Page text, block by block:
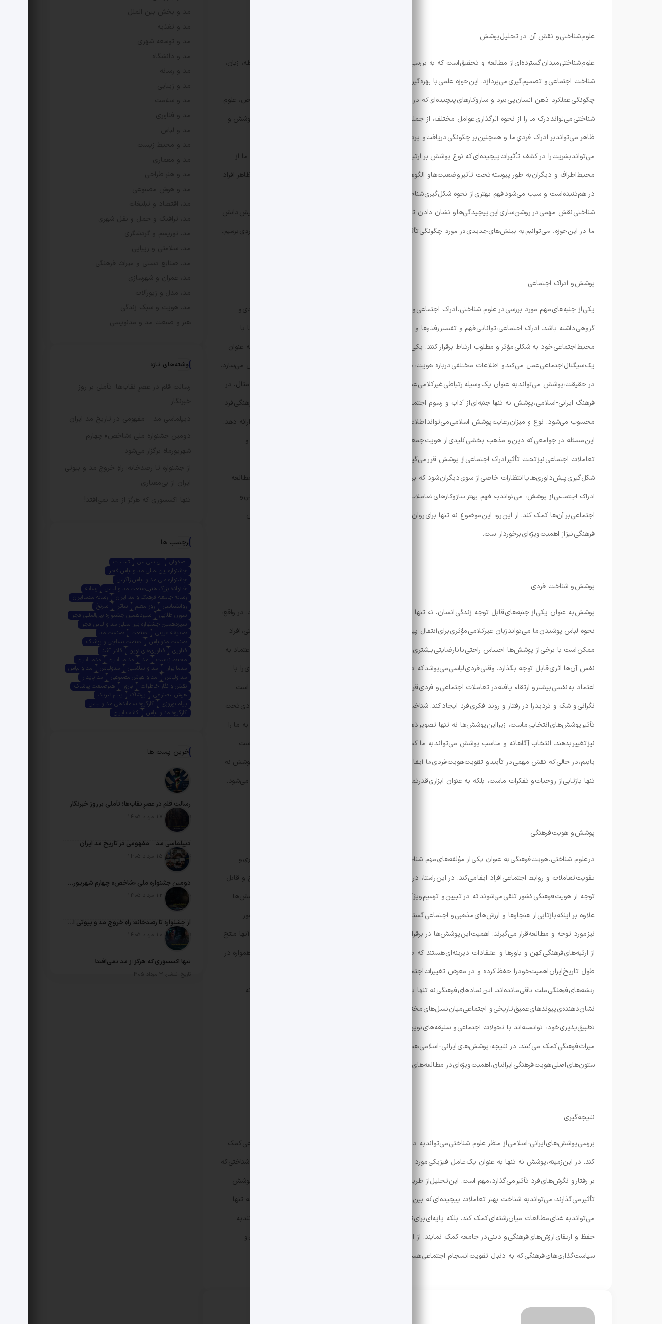
علوم شناختی و نقش آن در تحلیل پوشش
علوم شناختی میدان گسترده‌ای از مطالعه و تحقیق است که به بررسی و کاوش در مفاهیم و فرآیندهای ذهنی همچون ادراک، حافظه، زبان،
شناخت اجتماعی و تصمیم‌گیری می‌پردازد. این حوزه علمی با بهره‌گیری از روش‌ها و تکنیک‌های گوناگون، تلاش می‌کند تا به
چگونگی عملکرد ذهن انسان پی ببرد و سازوکارهای پیچیده‌ای که در پس این فرآیندهای ذهنی نهفته است را آشکار سازد. به‌خصوص، علوم
شناختی می‌تواند درک ما را از نحوه اثرگذاری عوامل مختلف، از جمله پوشش، بر این فرآیندها تقویت کند. به عنوان مثال، نوع پوشش و
ظاهر می‌تواند بر ادراک فردیِ ما و همچنین بر چگونگی دریافت و پردازش اطلاعات محیطی تأثیر بگذارد. همچنین، این علوم
می‌تواند بشریت را در کشف تأثیرات پیچیده‌ای که نوع پوشش بر ارتباطات اجتماعی و تعاملات میان‌فردی دارد، یاری دهد. ادراک ما از
محیط اطراف و دیگران به طور پیوسته تحت تأثیر وضعیت‌ها و الگوهای فرهنگی مختلف قرار می‌گیرد که با تغییرات در پوشش و ظاهر افراد
در هم‌تنیده است و سبب می‌شود فهم بهتری از نحوه شکل‌گیری شناخت و ادراک در جوامع انسانی به دست آید. بنابراین، علوم
شناختی نقش مهمی در روشن‌سازی این پیچیدگی‌ها و نشان دادن تعاملات گوناگون بین مغز و جامعه ایفا می‌کند. از طریق افزایش دانش
ما در این حوزه، می‌توانیم به بینش‌های جدیدی در مورد چگونگی تأثیر محیط و نمودهای فرهنگی و اجتماعی بر فرآیندهای ذهنی فردی برسیم.
پوشش و ادراک اجتماعی
یکی از جنبه‌های مهم مورد بررسی در علوم شناختی، ادراک اجتماعی و تأثیری است که این ادراک می‌تواند بر رفتارها و تعاملات فردی و
گروهی داشته باشد. ادراک اجتماعی، توانایی فهم و تفسیر رفتارها و نشانه‌های اجتماعی دیگران است که به افراد امکان می‌دهد تا با
محیط اجتماعی خود به شکلی مؤثر و مطلوب ارتباط برقرار کنند. یکی از مصادیق بارز این مفهوم، نحوه‌ای است که پوشش افراد به عنوان
یک سیگنال اجتماعی عمل می‌کند و اطلاعات مختلفی درباره هویت، مذهب، طبقه اجتماعی و حتی شخصیت فرد به دیگران منتقل می‌سازد.
در حقیقت، پوشش می‌تواند به عنوان یک وسیله ارتباطی غیرکلامی عمل کند که در بسیاری از جوامع نقش حیاتی دارد. به عنوان مثال، در
فرهنگ ایرانی-اسلامی، پوشش نه تنها جنبه‌ای از آداب و رسوم اجتماعی است بلکه بازتابی عمیق از باورها و ارزش‌های مذهبی و فرهنگی فرد
محسوب می‌شود. نوع و میزان رعایت پوشش اسلامی می‌تواند اطلاعاتی درباره سطح تعهد فرد به هنجارهای مذهبی و اجتماعی ارائه دهد.
این مسئله در جوامعی که دین و مذهب بخشی کلیدی از هویت جمعی و شخصی است، به ویژه قابل توجه است. نحوه ارتباطات و
تعاملات اجتماعی نیز تحت تأثیر ادراک اجتماعی از پوشش قرار می‌گیرد. به طور نمونه، نحوه پوشش می‌تواند منجر به
شکل‌گیری پیش‌داوری‌ها یا انتظارات خاصی از سوی دیگران شود که بر تعاملات آتی فردی و اجتماعی اثرگذار خواهد بود. بنابراین، مطالعه
ادراک اجتماعی از پوشش، می‌تواند به فهم بهتر سازوکارهای تعاملات اجتماعی و نحوه تأثیرگذاری متغیرهای مختلف فرهنگی، روانی و
اجتماعی بر آن‌ها کمک کند. از این رو، این موضوع نه تنها برای روان‌شناسان و جامعه‌شناسان، بلکه برای سیاست‌گذاران و طراحان
فرهنگی نیز از اهمیت ویژه‌ای برخوردار است.
پوشش و شناخت فردی
پوشش به عنوان یکی از جنبه‌های قابل توجه زندگی انسان، نه تنها بر شناخت اجتماعی بلکه بر شناخت فردی نیز تأثیر عمیقی دارد. در واقع،
نحوه لباس پوشیدن ما می‌تواند زبان غیرکلامی مؤثری برای انتقال پیام‌ها و احساسات به دیگران باشد. از منظر روان‌شناسی شناختی، افراد
ممکن است با برخی از پوشش‌ها احساس راحتی یا نارضایتی بیشتری داشته باشند. این امر به نوبه خود می‌تواند بر خودپنداری و اعتماد به
نفس آن‌ها اثری قابل توجه بگذارد. وقتی فردی لباسی می‌پوشد که در آن احساس راحتی کند، این احساس بهبود یافته می‌تواند وی را با
اعتماد به نفسی بیشتر و ارتقاء یافته در تعاملات اجتماعی و فردی قرار دهد. از سوی دیگر، لباسی که موجب نارضایتی شود ممکن است
نگرانی و شک و تردید را در رفتار و روند فکری فرد ایجاد کند. شناخت فردی ما از خودمان و نحوه دیدن دیگران از ما تا حد زیادی تحت
تأثیر پوشش‌های انتخابی ماست، زیرا این پوشش‌ها نه تنها تصویر ذهنی ما را شکل می‌دهند، بلکه می‌توانند دیدگاه دیگران نسبت به ما را
نیز تغییر بدهند. انتخاب آگاهانه و مناسب پوشش می‌تواند به ما کمک کند تا به سطح بالاتری از هوشیاری و تعامل اجتماعی دست
یابیم، در حالی که نقش مهمی در تأیید و تقویت هویت فردی ما ایفا می‌کند. از این رو، می‌توان گفت که انتخاب‌های ما در حوزه پوشش نه
تنها بازتابی از روحیات و تفکرات ماست، بلکه به عنوان ابزاری قدرتمند برای تقویت روابط اجتماعی و افزایش خودآگاهی محسوب می‌شود.
پوشش و هویت فرهنگی
در علوم شناختی، هویت فرهنگی به عنوان یکی از مؤلفه‌های مهم شناخت اجتماعی مدنظر قرار می‌گیرد و نقشی بی‌بدیل در شکل‌گیری و
تقویت تعاملات و روابط اجتماعی افراد ایفا می‌کند. در این راستا، در ایران، پوشش‌های سنتی ایرانی-اسلامی به عنوان نمادی واضح و قابل
توجه از هویت فرهنگی کشور تلقی می‌شوند که در تبیین و ترسیم ویژگی‌های فرهنگی جامعه‌ٔ ایرانی نقش بسزایی دارند. این نوع پوشش‌ها
علاوه بر اینکه بازتابی از هنجارها و ارزش‌های مذهبی و اجتماعی گسترده در جامعه هستند، به عنوان بخشی از تاریخ و تمدن کشور
نیز مورد توجه و مطالعه قرار می‌گیرند. اهمیت این پوشش‌ها در برقراری انسجام اجتماعی و حفظ هویت ملی بسیار مهم است، زیرا آنها منتج
از ارثیه‌های فرهنگی کهن و باورها و اعتقادات دیرینه‌ای هستند که طی قرون و اعصار شکل گرفته‌اند. پوشش‌های ایرانی-اسلامی همواره در
طول تاریخ ایران اهمیت خود را حفظ کرده و در معرض تغییرات اجتماعی و فرهنگی، همچنان به عنوان نشانه‌ای از اصالت و
ریشه‌های فرهنگی ملت باقی مانده‌اند. این نمادهای فرهنگی نه تنها بیانگر تعلق خاطر افراد به جامعه و فرهنگ خود هستند، بلکه
نشان‌دهنده‌ی پیوندهای عمیق تاریخی و اجتماعی میان نسل‌های مختلف ایرانی می‌باشند. به علاوه، این سبک‌های پوشش با
تطبیق‌پذیری خود، توانسته‌اند با تحولات اجتماعی و سلیقه‌های نوین هماهنگ شوند، در حالی که به محافظت از ارزش‌ها و
میراث فرهنگی کمک می‌کنند. در نتیجه، پوشش‌های ایرانی-اسلامی همچنان به عنوان یکی از
ستون‌های اصلی هویت فرهنگی ایرانیان، اهمیت ویژه‌ای در مطالعه‌های شناختی و اجتماعی دارند.
نتیجه‌گیری
بررسی پوشش‌های ایرانی-اسلامی از منظر علوم شناختی می‌تواند به درک عمیق‌تری از چگونگی تأثیر آن‌ها بر شناخت فردی و اجتماعی کمک
کند. در این زمینه، پوشش نه تنها به عنوان یک عامل فیزیکی مورد توجه قرار می‌گیرد، بلکه به عنوان جزئی از فرآیندهای ذهنی و شناختی که
بر رفتار و نگرش‌های فرد تأثیر می‌گذارد، مهم است. این تحلیل از طریق بررسی نهادها و ساختارهای فرهنگی و اجتماعی که بر نوع پوشش
تأثیر می‌گذارند، می‌تواند به شناخت بهتر تعاملات پیچیده‌ای که بین فرد و جامعه وجود دارد، منجر شود. به علاوه، این رویکرد نه تنها
می‌تواند به غنای مطالعات میان‌رشته‌ای کمک کند، بلکه پایه‌ای برای توسعه راهبردهای فرهنگی و اجتماعی فراهم می‌کند که می‌توانند به
حفظ و ارتقای ارزش‌های فرهنگی و دینی در جامعه کمک نمایند. از این رو، اتخاذ چنین نگرشی می‌تواند به فرآیندهای تصمیم‌گیری و
سیاست‌گذاری‌های فرهنگی که به دنبال تقویت انسجام اجتماعی هستند، یاری رساند.
مد و بخش بین الملل
مد و تغذیه
مد و توسعه شهری
مد و دانشگاه
مد و رسانه
مد و زیبایی
مد و سلامت
مد و فناوری
مد و لباس
مد و محیط زیست
مد و معماری
مد و هنر طراحی
مد و هوش مصنوعی
مد، اقتصاد و تبلیغات
مد، ترافیک و حمل و نقل شهری
مد، توریسم و گردشگری
مد، سلامتی و زیبایی
مد، صنایع دستی و میراث فرهنگی
مد، عمران و شهرسازی
مد، مدل و زیورآلات
مد، هویت و سبک زندگی
هنر و صنعت مد و مدنویسی
نوشته‌های تازه
رسالتِ قلم در عصرِ نقاب‌ها؛ تأملی بر روز
خبرنگار
دیپلماسی مد – مفهومی در تاریخ مد ایران
دومین جشنواره ملی «شاخص» چهارم
شهریورماه برگزار می‌شود
از جشنواره تا رصدخانه: راهِ خروج مد و بیوتی
ایران از بی‌معیاری
تنها اکسسوری که هرگز از مد نمی‌افتد!
برچسب ها
اصفهان ال سی من
تسلیت
جشنواره بین‌المللی مد و لباس فجر
جشنواره ملی مد و لباس زاگرس
خانواده بزرگ هنر_صنعت مد و لباس
رسانه
رسانه جامعه فرهنگ و مد ایران
رسانه مدماایران
روانشناسی
روز معلم ساترا
سرنخ
سوزن طلایی
سیزدهمین جشنواره بین‌المللی فجر
سیزدهمین جشنواره بین‌المللی مد و لباس فجر
صدیقه غریبی
صنعت
صنعت مد
صنعت مدولباس
صنعت نساجی و پوشاک
فناوری
فناوری‌های نوین
قادر آشنا
محیط زیست
مد مد ما ایران
مدما ایران
مدماایران
مد و سلامتی مدولباس
مد و لباس
مد ولباس
مد و هوش مصنوعی
مد پایدار
نقش و نگار خاطرات
نوروز
هنرصنعت پوشاک
هوش مصنوعی
پوشاک
پیام تبریک
پیام نوروزی
کارگروه ساماندهی مد و لباس
کارگروه مد و لباس
کشف ایران
آخرین پست ها
رسالتِ قلم در عصرِ نقاب‌ها؛ تأملی بر روز خبرنگار
تاریخ انتشار: 17 مرداد 1405
دیپلماسی مد – مفهومی در تاریخ مد ایران
تاریخ انتشار: 15 مرداد 1405
دومین جشنواره ملی «شاخص» چهارم شهریورماه برگزار می‌شود
تاریخ انتشار: 12 مرداد 1405
از جشنواره تا رصدخانه: راهِ خروج مد و بیوتی ایران از بی‌معیاری
تاریخ انتشار: 10 مرداد 1405
تنها اکسسوری که هرگز از مد نمی‌افتد!
تاریخ انتشار: 3 مرداد 1405